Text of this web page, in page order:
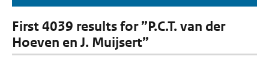
First 4039 results for ”P.C.T. van der
Hoeven en J. Muijsert”